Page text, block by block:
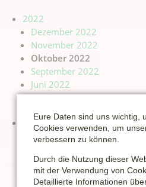
2022
Dezember 2022
November 2022
Oktober 2022
September 2022
Juni 2022
April 2022
2021
November 2021
September 2021
August 2021
Eure Daten sind uns wichtig,
Cookies verwenden, um
verbessern zu können.
Durch die Nutzung dieser
mit der Verwendung von
Detaillierte Informationen